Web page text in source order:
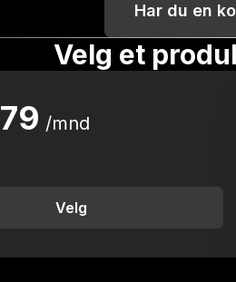
Har du en
Velg et
79 /mnd
Velg